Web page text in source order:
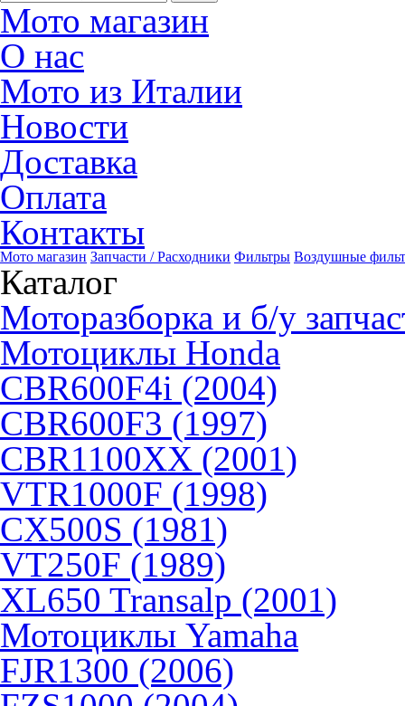
Мото магазин
О нас
Мото из Италии
Новости
Доставка
Оплата
Контакты
Мото магазин Запчасти / Расходники Фильтры Воздушные
Каталог
Моторазборка и б/у
Мотоциклы Honda
CBR600F4i (2004)
CBR600F3 (1997)
CBR1100XX (2001)
VTR1000F (1998)
CX500S (1981)
VT250F (1989)
XL650 Transalp (2001)
Мотоциклы Yamaha
FJR1300 (2006)